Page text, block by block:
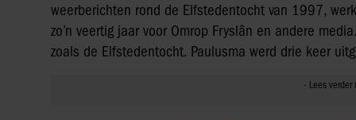
weerberichten rond de Elfstedentocht van 1997,
zo’n veertig jaar voor Omrop Fryslân en andere
zoals de Elfstedentocht. Paulusma werd drie keer